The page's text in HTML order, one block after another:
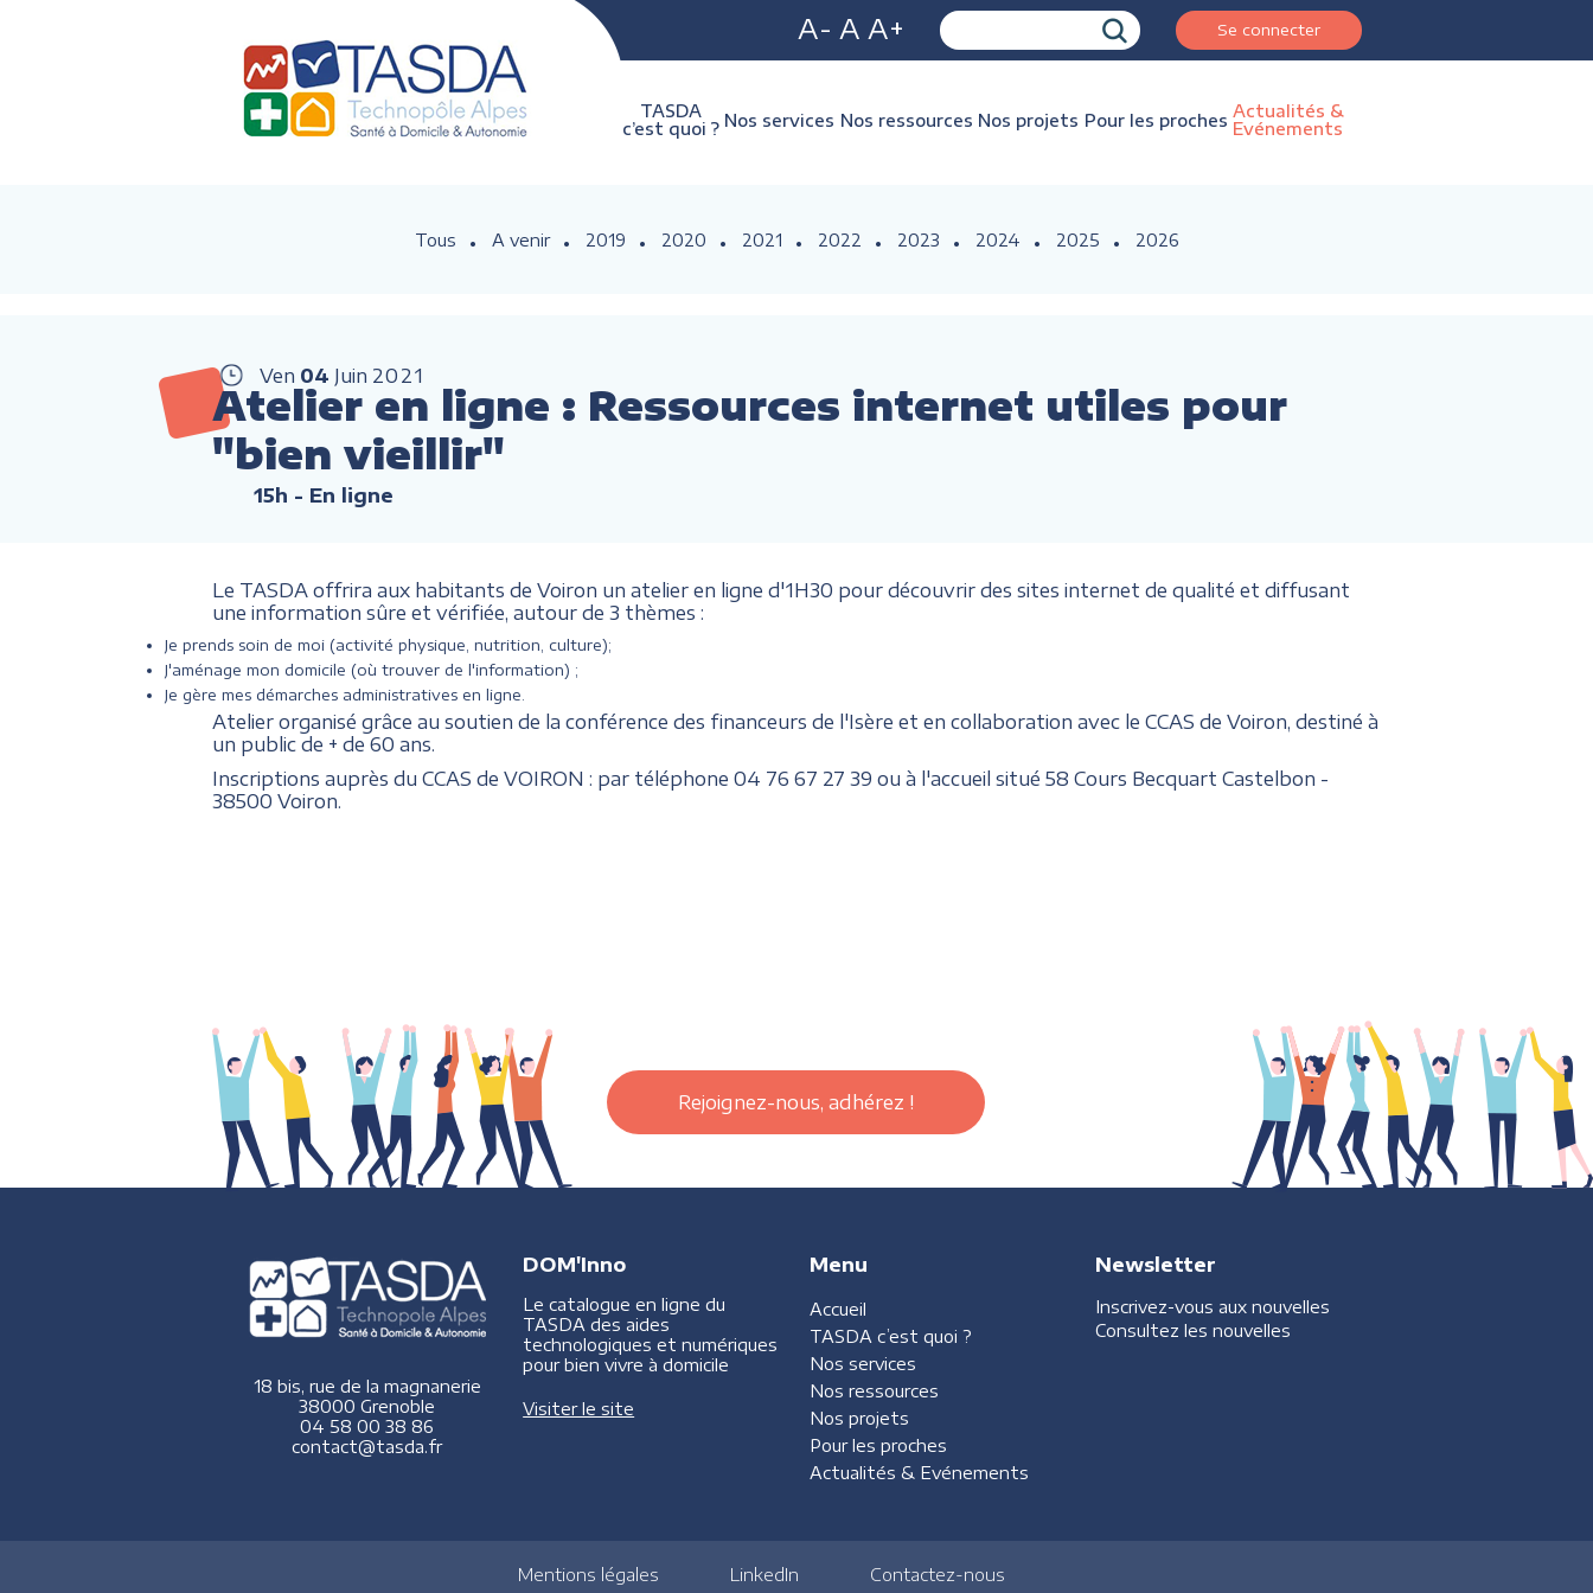
A- A A+ Se connecter
TASDA
c’est quoi ? Nos services Nos ressources Nos projets Pour les proches Actualités &
Evénements
Tous A venir 2019 2020 2021 2022 2023 2024 2025 2026
Ven 04 Juin 2021
Atelier en ligne : Ressources internet utiles pour
"bien vieillir"
15h - En ligne
Le TASDA offrira aux habitants de Voiron un atelier en ligne d'1H30 pour découvrir des sites internet de qualité et diffusant
une information sûre et vérifiée, autour de 3 thèmes :
Je prends soin de moi (activité physique, nutrition, culture);
J'aménage mon domicile (où trouver de l'information) ;
Je gère mes démarches administratives en ligne.
Atelier organisé grâce au soutien de la conférence des financeurs de l'Isère et en collaboration avec le CCAS de Voiron, destiné à
un public de + de 60 ans.
Inscriptions auprès du CCAS de VOIRON : par téléphone 04 76 67 27 39 ou à l'accueil situé 58 Cours Becquart Castelbon -
38500 Voiron.
Rejoignez-nous, adhérez !
18 bis, rue de la magnanerie
38000 Grenoble
04 58 00 38 86
contact@tasda.fr
DOM'Inno
Le catalogue en ligne du
TASDA des aides
technologiques et numériques
pour bien vivre à domicile
Visiter le site
Menu
Accueil
TASDA c’est quoi ?
Nos services
Nos ressources
Nos projets
Pour les proches
Actualités & Evénements
Newsletter
Inscrivez-vous aux nouvelles
Consultez les nouvelles
Mentions légales LinkedIn Contactez-nous